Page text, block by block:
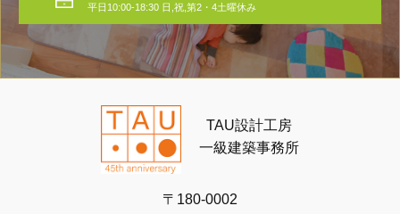
平日10:00-18:30 日,祝,第2・4土曜休み
TAU設計工房
一級建築事務所
〒180-0002